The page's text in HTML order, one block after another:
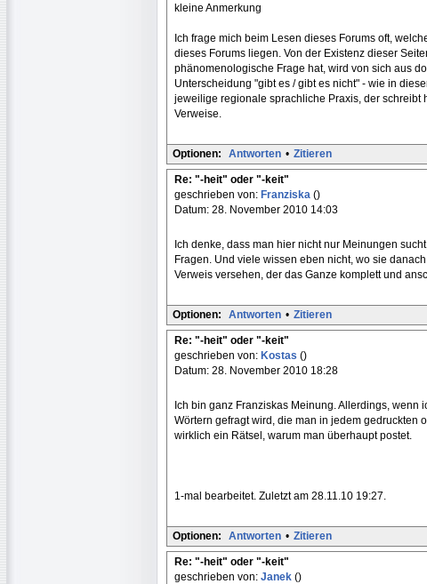
kleine Anmerkung
Ich frage mich beim Lesen dieses Forums oft,
dieses Forums liegen. Von der Existenz dieser
phänomenologische Frage hat, wird von sich aus
Unterscheidung "gibt es / gibt es nicht" - wie in
jeweilige regionale sprachliche Praxis, der
Verweise.
Optionen: Antworten • Zitieren
Re: "-heit" oder "-keit"
geschrieben von: Franziska ()
Datum: 28. November 2010 14:03
Ich denke, dass man hier nicht nur Meinungen
Fragen. Und viele wissen eben nicht, wo sie
Verweis versehen, der das Ganze komplett und
Optionen: Antworten • Zitieren
Re: "-heit" oder "-keit"
geschrieben von: Kostas ()
Datum: 28. November 2010 18:28
Ich bin ganz Franziskas Meinung. Allerdings,
Wörtern gefragt wird, die man in jedem gedruckten
wirklich ein Rätsel, warum man überhaupt postet.
1-mal bearbeitet. Zuletzt am 28.11.10 19:27.
Optionen: Antworten • Zitieren
Re: "-heit" oder "-keit"
geschrieben von: Janek ()